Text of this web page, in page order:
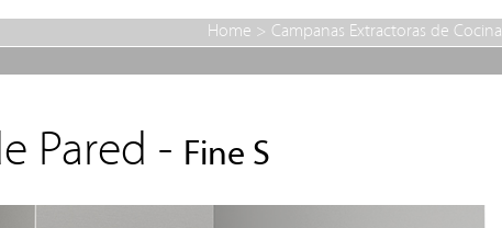
Home > Campanas Extractoras de Cocina
Pared - Fine S